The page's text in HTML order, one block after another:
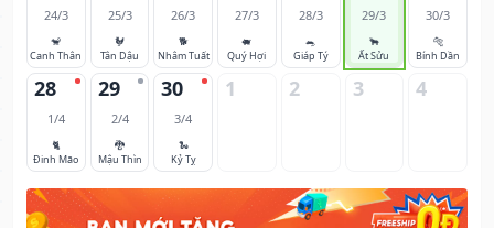
24/3
🐒
Canh Thân
25/3
🐓
Tân Dậu
26/3
🐕
Nhâm Tuất
27/3
🐖
Quý Hợi
28/3
🐀
Giáp Tý
29/3
🐂
Ất Sửu
30/3
🐅
Bính Dần
28
1/4
🐈
Đinh Mão
29
2/4
🐉
Mậu Thìn
30
3/4
🐍
Kỷ Tỵ
1 2 3 4